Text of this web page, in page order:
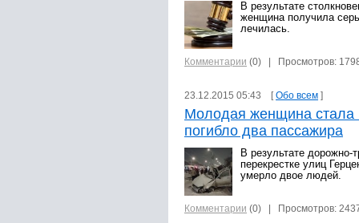
В результате
женщина получила
лечилась.
Комментарии (0) | Просмотров:
23.12.2015 05:43 [Обо всем ]
Молодая женщина стала
погибло два пассажира
В результате дорожно-
перекрестке улиц
умерло двое людей.
Комментарии (0) | Просмотров: